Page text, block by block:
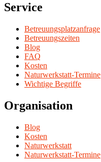
Service
Betreuungsplatzanfrage
Betreuungszeiten
Blog
FAQ
Kosten
Naturwerkstatt-Termine
Wichtige Begriffe
Organisation
Blog
Kosten
Naturwerkstatt
Naturwerkstatt-Termine